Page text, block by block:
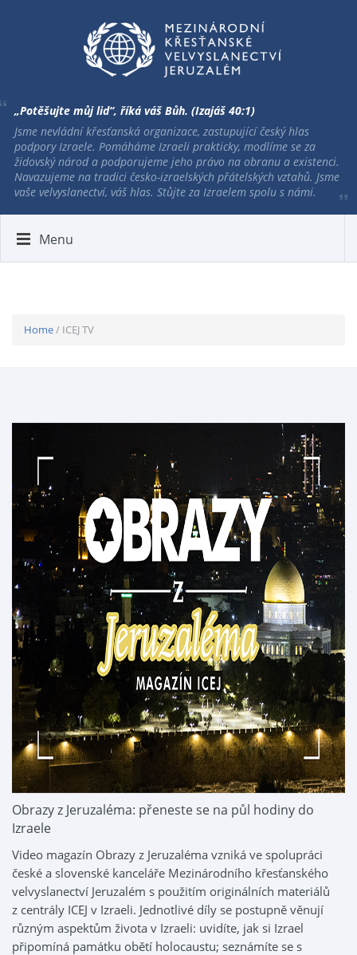
„Potěšujte můj lid“, říká váš Bůh. (Izajáš 40:1)
Jsme nevládní křesťanská organizace, zastupující český hlas
podpory Izraele. Pomáháme Izraeli prakticky, modlíme se za
židovský národ a podporujeme jeho právo na obranu a existenci.
Navazujeme na tradici česko-izraelských přátelských vztahů. Jsme
vaše velvyslanectví, váš hlas. Stůjte za Izraelem spolu s námi.
Menu
Home/ ICEJ TV
Obrazy z Jeruzaléma: přeneste se na půl hodiny do
Izraele
Video magazín Obrazy z Jeruzaléma vzniká ve spolupráci
české a slovenské kanceláře Mezinárodního křesťanského
velvyslanectví Jeruzalém s použitím originálních materiálů
z centrály ICEJ v Izraeli. Jednotlivé díly se postupně věnují
různým aspektům života v Izraeli: uvidíte, jak si Izrael
připomíná památku obětí holocaustu; seznámíte se s